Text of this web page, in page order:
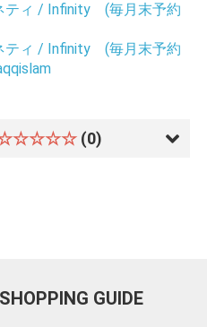
ティ / Infinity (毎月末予約
ティ / Infinity (毎月末予約
(0)
SHOPPING GUIDE